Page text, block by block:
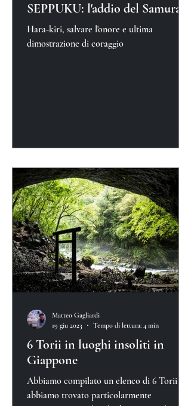
SEPPUKU: l'addio del Samurai
Hara-kiri, salvare l'onore e ultima
dimostrazione di coraggio
6 Torii in luoghi insoliti in
Giappone
Abbiamo compilato un elenco di 6 Torii che
abbiamo trovato particolarmente
Matteo Gagliardi
19 giu 2023
Tempo di lettura: 4 min